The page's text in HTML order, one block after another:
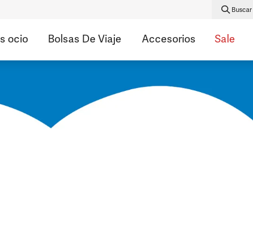
Buscar
ocio Bolsas De Viaje Accesorios Sale